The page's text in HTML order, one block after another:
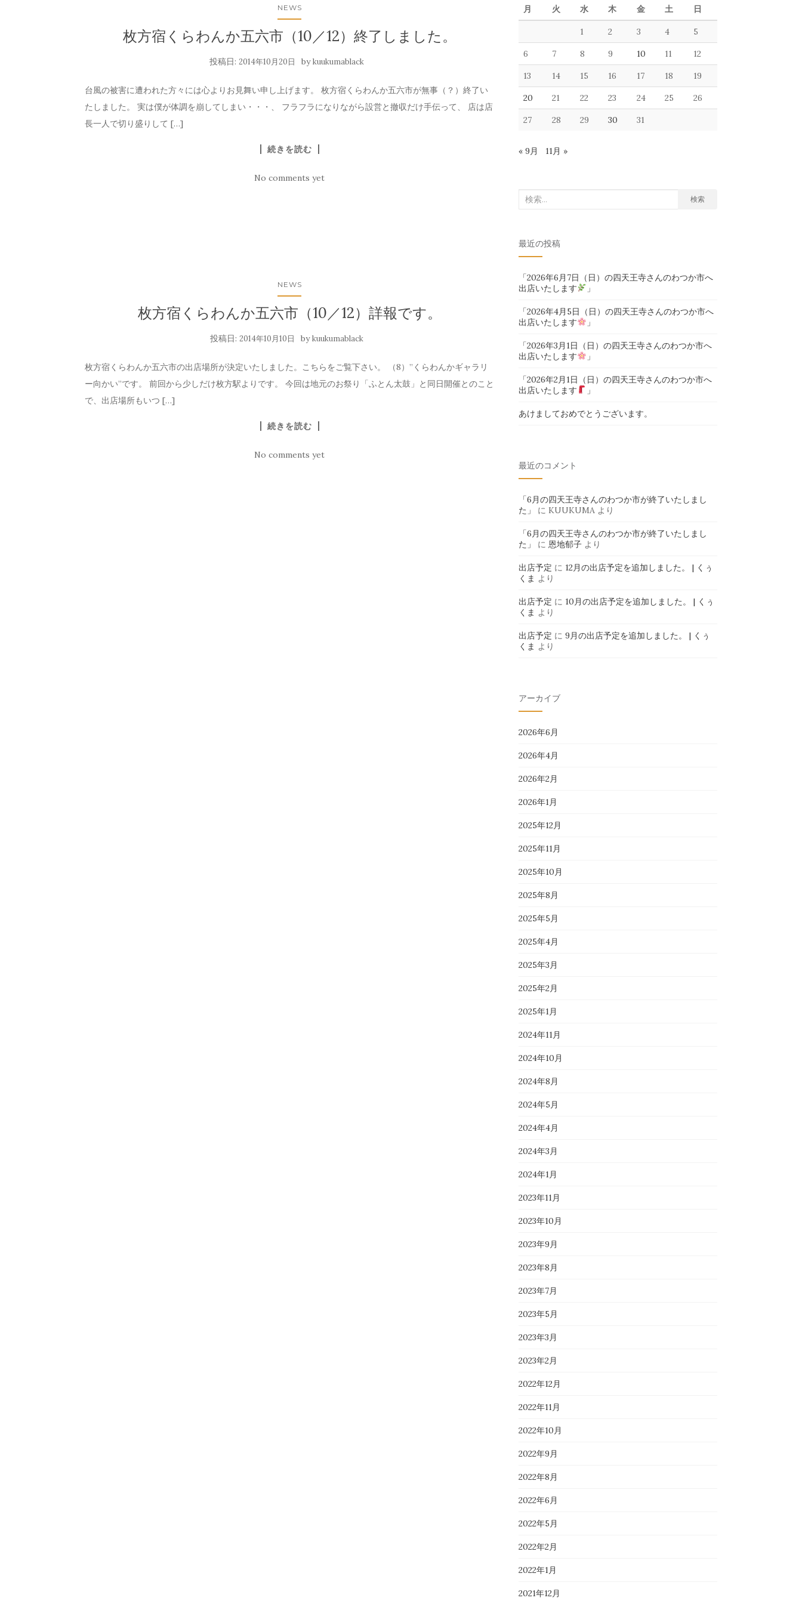
NEWS
枚方宿くらわんか五六市（10／12）終了しました。
投稿日: 2014年10月20日 bykuukumablack
台風の被害に遭われた方々には心よりお見舞い申し上げます。 枚方宿くらわんか五六市が無事（？）終了い
たしました。 実は僕が体調を崩してしまい・・・、 フラフラになりながら設営と撤収だけ手伝って、 店は店
長一人で切り盛りして […]
続きを読む
No comments yet
NEWS
枚方宿くらわんか五六市（10／12）詳報です。
投稿日: 2014年10月10日 bykuukumablack
枚方宿くらわんか五六市の出店場所が決定いたしました。こちらをご覧下さい。 （8）”くらわんかギャラリ
ー向かい”です。 前回から少しだけ枚方駅よりです。 今回は地元のお祭り「ふとん太鼓」と同日開催とのこと
で、出店場所もいつ […]
続きを読む
No comments yet
月 火 水 木 金 土 日
1 2 3 4 5
6 7 8 9 10 11 12
13 14 15 16 17 18 19
20 21 22 23 24 25 26
27 28 29 30 31
« 9月 11月 »
検
象:
検索
最近の投稿
「2026年6月7日（日）の四天王寺さんのわつか市へ
出店いたします
」
「2026年4月5日（日）の四天王寺さんのわつか市へ
出店いたします
」
「2026年3月1日（日）の四天王寺さんのわつか市へ
出店いたします
」
「2026年2月1日（日）の四天王寺さんのわつか市へ
出店いたします
」
あけましておめでとうございます。
最近のコメント
「6月の四天王寺さんのわつか市が終了いたしまし
た」
に KUUKUMAより
「6月の四天王寺さんのわつか市が終了いたしまし
た」
に 恩地郁子より
出店予定 に 12月の出店予定を追加しました。 | くぅ
くま より
出店予定 に 10月の出店予定を追加しました。 | くぅ
くま より
出店予定 に 9月の出店予定を追加しました。 | くぅ
くま より
アーカイブ
2026年6月
2026年4月
2026年2月
2026年1月
2025年12月
2025年11月
2025年10月
2025年8月
2025年5月
2025年4月
2025年3月
2025年2月
2025年1月
2024年11月
2024年10月
2024年8月
2024年5月
2024年4月
2024年3月
2024年1月
2023年11月
2023年10月
2023年9月
2023年8月
2023年7月
2023年5月
2023年3月
2023年2月
2022年12月
2022年11月
2022年10月
2022年9月
2022年8月
2022年6月
2022年5月
2022年2月
2022年1月
2021年12月